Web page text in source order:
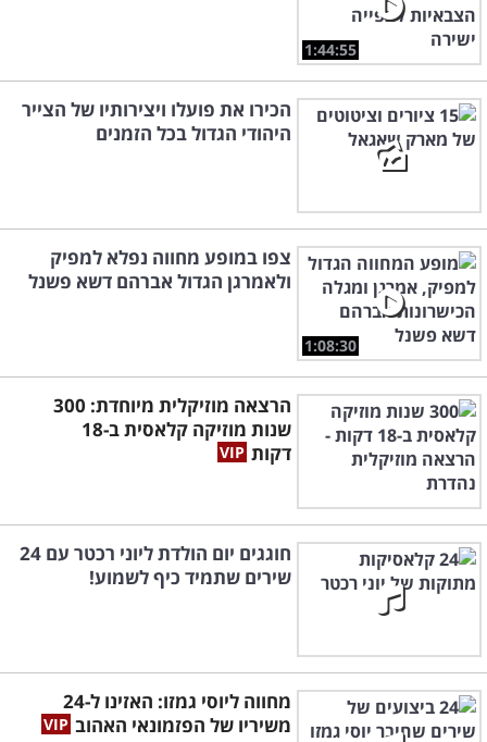
1:44:55
הכירו את פועלו ויצירותיו של הצייר
היהודי הגדול בכל הזמנים
1:08:30
צפו במופע מחווה נפלא למפיק
ולאמרגן הגדול אברהם דשא פשנל
הרצאה מוזיקלית מיוחדת: 300
שנות מוזיקה קלאסית ב-18
דקות
חוגגים יום הולדת ליוני רכטר עם 24
שירים שתמיד כיף לשמוע!
מחווה ליוסי גמזו: האזינו ל-24
משיריו של הפזמונאי האהוב